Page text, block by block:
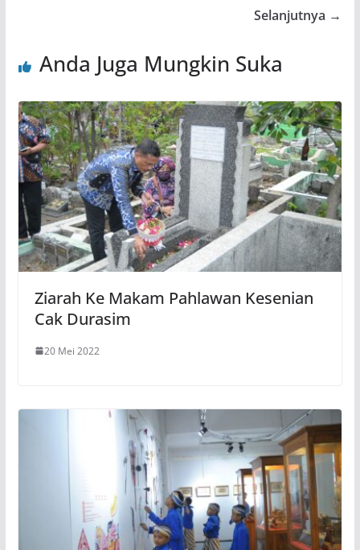
Selanjutnya →
Anda Juga Mungkin Suka
Ziarah Ke Makam Pahlawan Kesenian
Cak Durasim
20 Mei 2022